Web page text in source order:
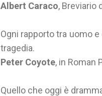
Albert Caraco, Breviario
Ogni rapporto tra uomo
tragedia.
Peter Coyote, in Roman
Quello che oggi è